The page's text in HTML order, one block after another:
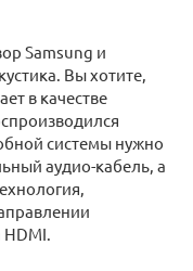
Samsung и
Вы хотите,
в качестве
системы нужно
аудио-кабель, а